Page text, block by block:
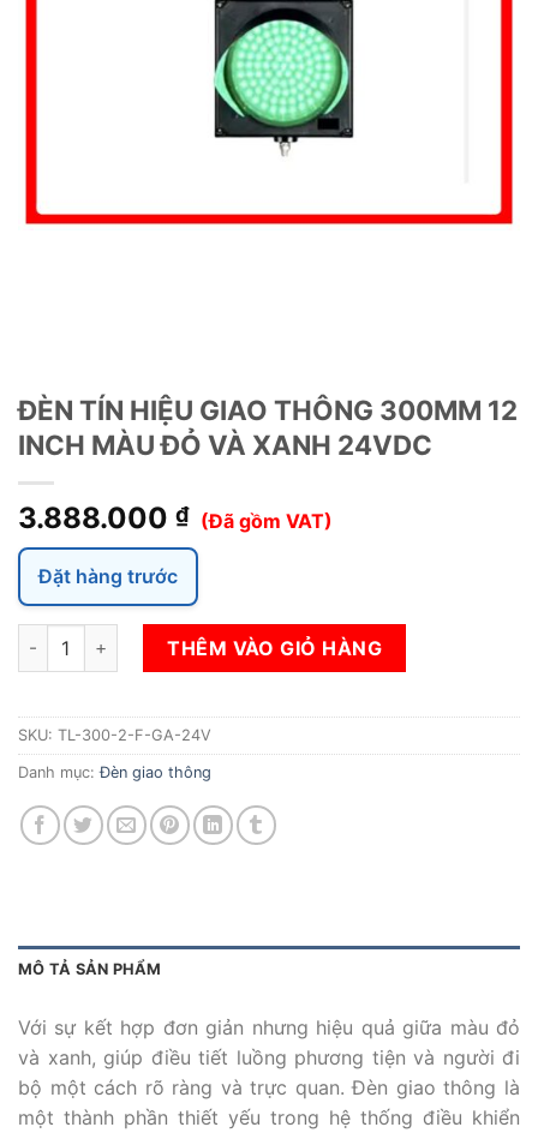
ĐÈN TÍN HIỆU GIAO THÔNG 300MM 12
INCH MÀU ĐỎ VÀ XANH 24VDC
3.888.000 ₫ (Đã gồm VAT)
Đặt hàng trước
ĐÈN TÍN HIỆU GIAO THÔNG 300MM 12 INCH MÀU ĐỎ VÀ
THÊM VÀO GIỎ HÀNG
SKU: TL-300-2-F-GA-24V
Danh mục:Đèn giao thông
MÔ TẢ SẢN PHẨM
Với sự kết hợp đơn giản nhưng hiệu quả giữa màu đỏ
và xanh, giúp điều tiết luồng phương tiện và người đi
bộ một cách rõ ràng và trực quan. Đèn giao thông là
một thành phần thiết yếu trong hệ thống điều khiển